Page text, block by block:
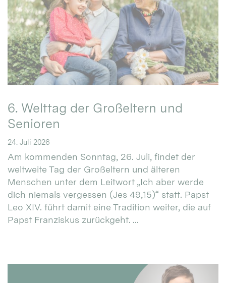
6. Welttag der Großeltern und
Senioren
24. Juli 2026
Am kommenden Sonntag, 26. Juli, findet der
weltweite Tag der Großeltern und älteren
Menschen unter dem Leitwort „Ich aber werde
dich niemals vergessen (Jes 49,15)“ statt. Papst
Leo XIV. führt damit eine Tradition weiter, die auf
Papst Franziskus zurückgeht. ...